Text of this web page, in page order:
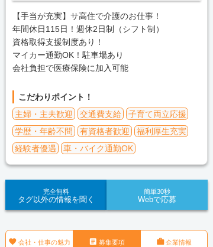
【手当が充実】サ高住で介護のお仕事！
年間休日115日！週休2日制（シフト制）
資格取得支援制度あり！
マイカー通勤OK！駐車場あり
会社負担で医療保険に加入可能
こだわりポイント！
主婦・主夫歓迎
交通費支給
子育て両立応援
学歴・年齢不問
有資格者歓迎
福利厚生充実
経験者優遇
車・バイク通勤OK
完全無料
タグ以外の情報を聞く
簡単30秒
Webで応募
 会社・仕事の魅力  募集要項 企業情報